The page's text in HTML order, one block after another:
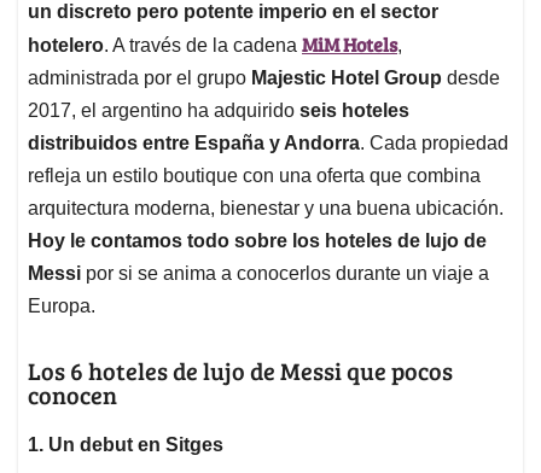
A
p
p
o
o
k
d
I
n
d
s
un discreto pero potente imperio en el sector
hotelero. A través de la cadena MiM Hotels,
administrada por el grupo Majestic Hotel Group desde
2017, el argentino ha adquirido seis hoteles
distribuidos entre España y Andorra. Cada propiedad
refleja un estilo boutique con una oferta que combina
arquitectura moderna, bienestar y una buena ubicación.
Hoy le contamos todo sobre los hoteles de lujo de
Messi por si se anima a conocerlos durante un viaje a
Europa.
Los 6 hoteles de lujo de Messi que pocos
conocen
1. Un debut en Sitges